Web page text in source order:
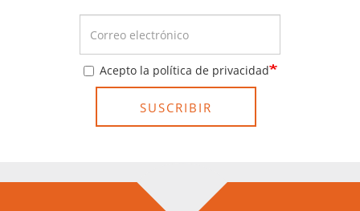
Acepto la política de privacidad
SUSCRIBIR